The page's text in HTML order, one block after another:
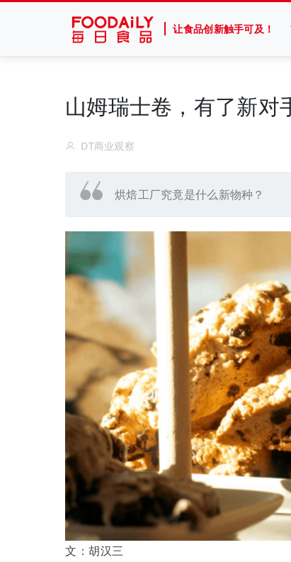
让食品创新触手可及！
山姆瑞士卷，有了新对
DT商业观察
烘焙工厂究竟是什么新物种？
文：胡汉三